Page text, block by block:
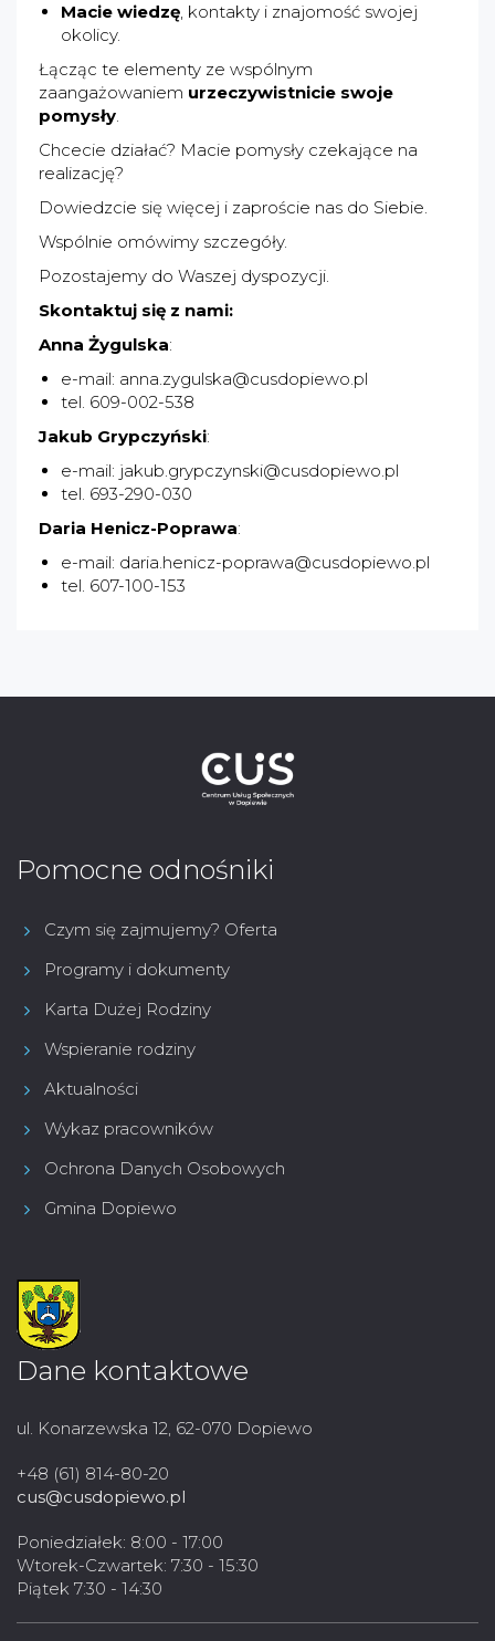
Macie wiedzę, kontakty i znajomość swojej
okolicy.
Łącząc te elementy ze wspólnym
zaangażowaniem urzeczywistnicie swoje
pomysły.
Chcecie działać? Macie pomysły czekające na
realizację?
Dowiedzcie się więcej i zaproście nas do Siebie.
Wspólnie omówimy szczegóły.
Pozostajemy do Waszej dyspozycji.
Skontaktuj się z nami:
Anna Żygulska:
e-mail: anna.zygulska@cusdopiewo.pl
tel. 609-002-538
Jakub Grypczyński:
e-mail: jakub.grypczynski@cusdopiewo.pl
tel. 693-290-030
Daria Henicz-Poprawa:
e-mail: daria.henicz-poprawa@cusdopiewo.pl
tel. 607-100-153
Pomocne odnośniki
Czym się zajmujemy? Oferta
Programy i dokumenty
Karta Dużej Rodziny
Wspieranie rodziny
Aktualności
Wykaz pracowników
Ochrona Danych Osobowych
Gmina Dopiewo
Dane kontaktowe
ul. Konarzewska 12, 62-070 Dopiewo
+48 (61) 814-80-20
cus@cusdopiewo.pl
Poniedziałek: 8:00 - 17:00
Wtorek-Czwartek: 7:30 - 15:30
Piątek 7:30 - 14:30